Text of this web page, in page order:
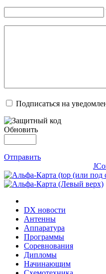
Подписаться на
Обновить
Отправить
DX новости
Антенны
Аппаратура
Программы
Соревнования
Дипломы
Начинающим